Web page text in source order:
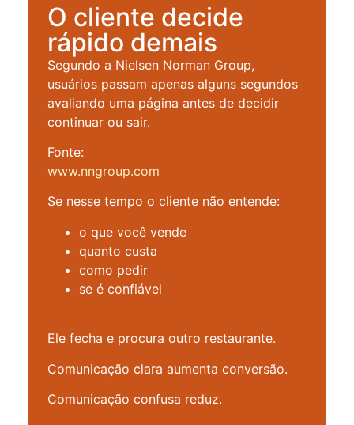
O cliente decide
rápido demais
Segundo a Nielsen Norman Group,
usuários passam apenas alguns segundos
avaliando uma página antes de decidir
continuar ou sair.
Fonte:
www.nngroup.com
Se nesse tempo o cliente não entende:
o que você vende
quanto custa
como pedir
se é confiável
Ele fecha e procura outro restaurante.
Comunicação clara aumenta conversão.
Comunicação confusa reduz.